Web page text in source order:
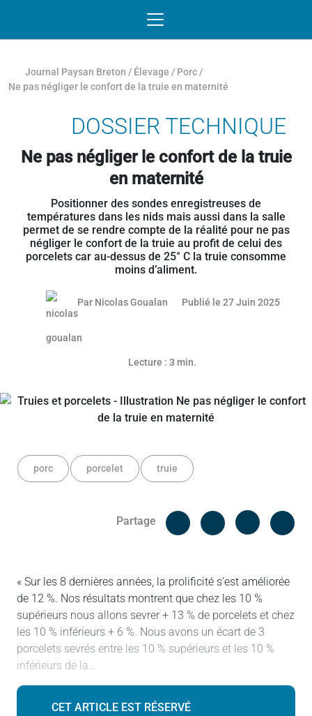
Journal Paysan Breton / Élevage / Porc /
Ne pas négliger le confort de la truie en maternité
DOSSIER TECHNIQUE
Ne pas négliger le confort de la truie
en maternité
Positionner des sondes enregistreuses de
températures dans les nids mais aussi dans la salle
permet de se rendre compte de la réalité pour ne pas
négliger le confort de la truie au profit de celui des
porcelets car au-dessus de 25° C la truie consomme
moins d’aliment.
Article réservé aux abonnés
Par Nicolas Goualan Publié le 27 Juin 202525 juin
Lecture : 3 min.
porc porcelet truie
Partage
Facebook
« Sur les 8 dernières années, la prolificité s’est améliorée
de 12 %. Nos résultats montrent que chez les 10 %
supérieurs nous allons sevrer + 13 % de porcelets et chez
les 10 % inférieurs + 6 %. Nous avons un écart de 3
porcelets sevrés entre les 10 % supérieurs et les 10 %
inférieurs de la…
CET ARTICLE EST RÉSERVÉ